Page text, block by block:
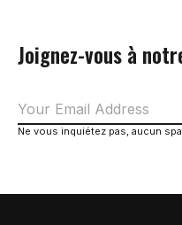
Joignez-vous à
Ne vous inquiétez pas, aucun